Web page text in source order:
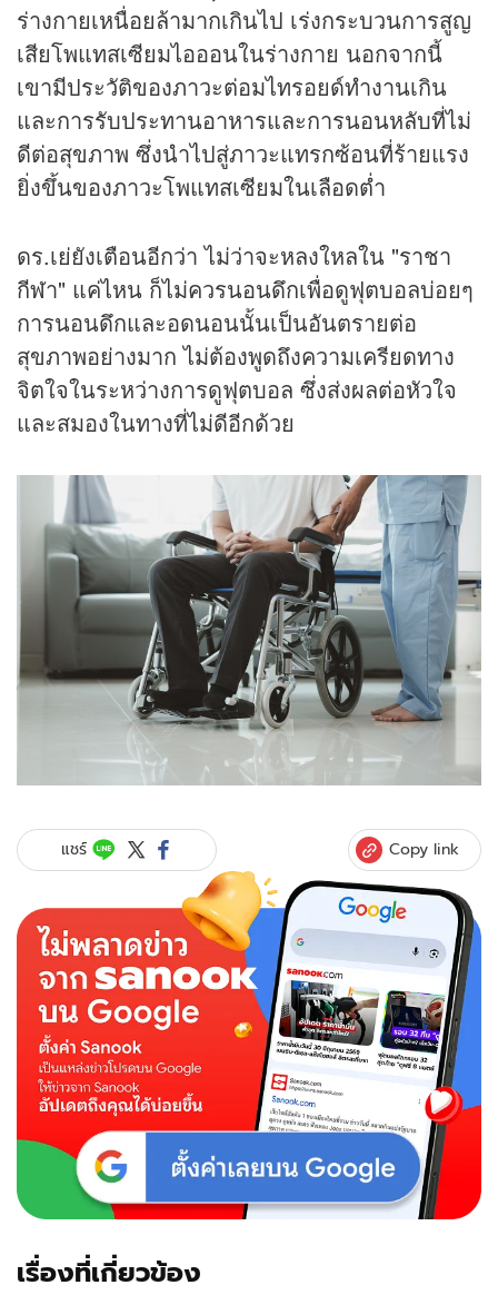
ร่างกายเหนื่อยล้ามากเกินไป เร่งกระบวนการสูญ
เสียโพแทสเซียมไอออนในร่างกาย นอกจากนี้
เขามีประวัติของภาวะต่อมไทรอยด์ทำงานเกิน
และการรับประทานอาหารและการนอนหลับที่ไม่
ดีต่อสุขภาพ ซึ่งนำไปสู่ภาวะแทรกซ้อนที่ร้ายแรง
ยิ่งขึ้นของภาวะโพแทสเซียมในเลือดต่ำ
ดร.เย่ยังเตือนอีกว่า ไม่ว่าจะหลงใหลใน "ราชา
กีฬา" แค่ไหน ก็ไม่ควรนอนดึกเพื่อดูฟุตบอลบ่อยๆ
การนอนดึกและอดนอนนั้นเป็นอันตรายต่อ
สุขภาพอย่างมาก ไม่ต้องพูดถึงความเครียดทาง
จิตใจในระหว่างการดูฟุตบอล ซึ่งส่งผลต่อหัวใจ
และสมองในทางที่ไม่ดีอีกด้วย
แชร์ Copy link
เรื่องที่เกี่ยวข้อง